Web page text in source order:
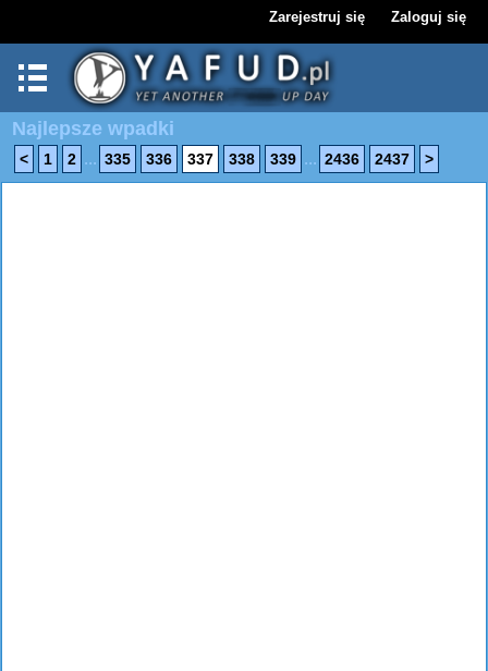
Zarejestruj się Zaloguj się
Najlepsze wpadki
< 1 2 ... 335 336 337 338 339 ... 2436 2437 >